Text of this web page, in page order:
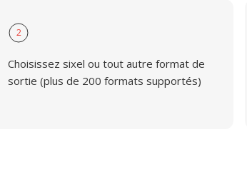
2
Choisissez sixel ou tout autre format de
sortie (plus de 200 formats supportés)